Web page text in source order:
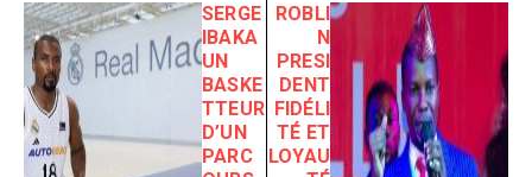
SERGE
IBAKA
UN
BASKE
TTEUR
D’UN
PARC
ROBLI
N
PRESI
DENT
FIDÉLI
TÉ ET
LOYAU